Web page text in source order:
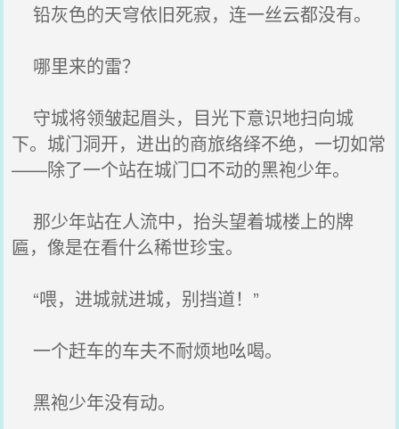
铅灰色的天穹依旧死寂，连一丝云都没有。
哪里来的雷？
守城将领皱起眉头，目光下意识地扫向城
下。城门洞开，进出的商旅络绎不绝，一切如常
——除了一个站在城门口不动的黑袍少年。
那少年站在人流中，抬头望着城楼上的牌
匾，像是在看什么稀世珍宝。
“喂，进城就进城，别挡道！”
一个赶车的车夫不耐烦地吆喝。
黑袍少年没有动。